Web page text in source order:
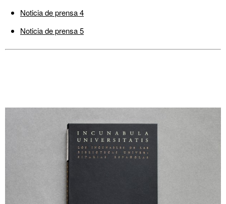
Noticia de prensa 4
Noticia de prensa 5